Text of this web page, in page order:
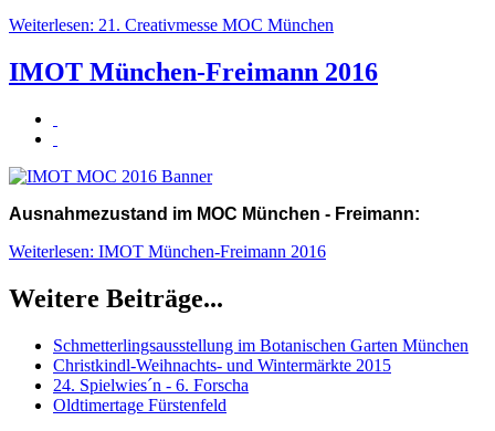
Weiterlesen: 21. Creativmesse MOC München
IMOT München-Freimann 2016
Ausnahmezustand im MOC München - Freimann:
Weiterlesen: IMOT München-Freimann 2016
Weitere Beiträge...
Schmetterlingsausstellung im Botanischen Garten München
Christkindl-Weihnachts- und Wintermärkte 2015
24. Spielwies´n - 6. Forscha
Oldtimertage Fürstenfeld